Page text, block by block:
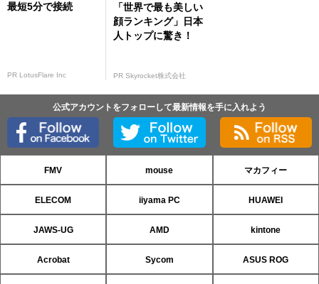
最短5分で接続
PR LotusFlare Inc
「世界で最も美しい
顔ランキング」日本
人トップに驚き！
PR Skyrocket株式会社
公式アカウントをフォローして最新情報を手に入れよう
FMV mouse マカフィー
ELECOM iiyama PC HUAWEI
JAWS-UG AMD kintone
Acrobat Sycom ASUS ROG